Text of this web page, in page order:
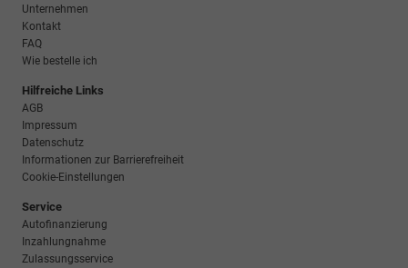
Unternehmen
Kontakt
FAQ
Wie bestelle ich
Hilfreiche Links
AGB
Impressum
Datenschutz
Informationen zur Barrierefreiheit
Cookie-Einstellungen
Service
Autofinanzierung
Inzahlungnahme
Zulassungsservice